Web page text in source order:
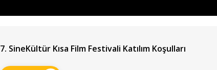
7. SineKültür Kısa Film Festivali Katılım Koşulları